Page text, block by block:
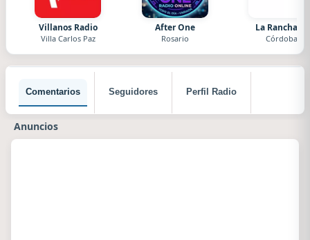
Villanos Radio
Villa Carlos Paz
After One
Rosario
La Ranchada
Córdoba
Comentarios Seguidores Perfil Radio
Anuncios